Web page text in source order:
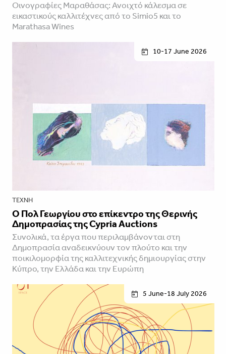
Οινογραφίες Μαραθάσας: Ανοιχτό κάλεσμα σε
εικαστικούς καλλιτέχνες από το Simio5 και το
Marathasa Wines
10-17 June 2026
ΤΈΧΝΗ
Ο Πολ Γεωργίου στο επίκεντρο της Θερινής
Δημοπρασίας της Cypria Auctions
Συνολικά, τα έργα που περιλαμβάνονται στη
Δημοπρασία αναδεικνύουν τον πλούτο και την
ποικιλομορφία της καλλιτεχνικής δημιουργίας στην
Κύπρο, την Ελλάδα και την Ευρώπη
5 June-18 July 2026